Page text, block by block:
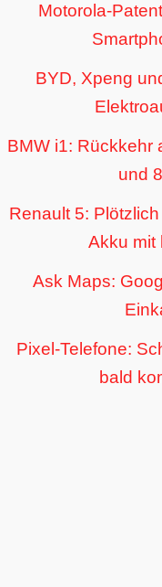
Motorola-
BYD, Xpeng
BMW i1: Rückkehr
und
Renault 5:
Akku mit
Ask Maps:
Pixel-Telefone:
bald